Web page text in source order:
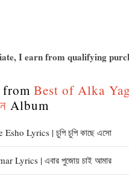
I earn from qualifying
from Best of Alka
Album
Lyrics | চুপি চুপি কাছে এসো
Lyrics | এবার পুজোয় চাই আমার